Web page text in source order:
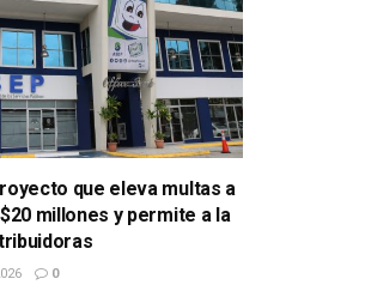
que eleva multas a
millones y permite a la
0